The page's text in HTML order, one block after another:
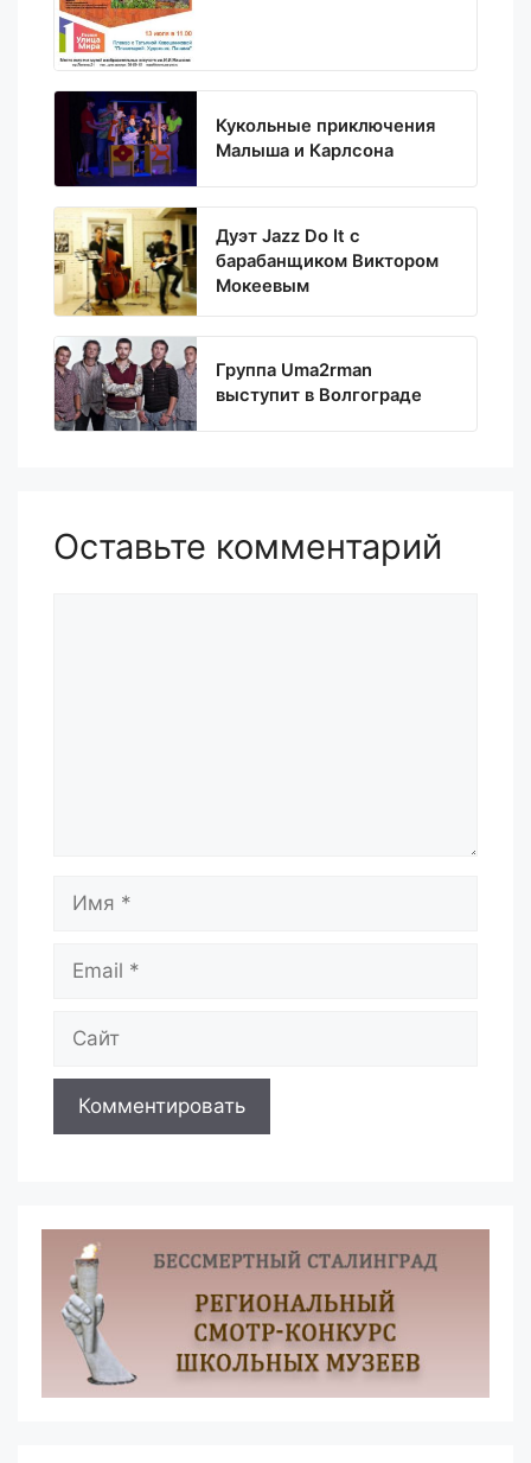
Кукольные приключения
Малыша и Карлсона
Дуэт Jazz Do It с
барабанщиком Виктором
Мокеевым
Группа Uma2rman
выступит в Волгограде
Оставьте комментарий